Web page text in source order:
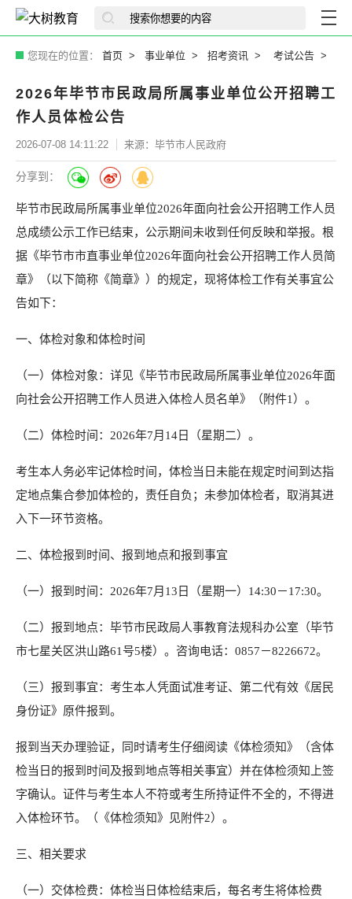
您现在的位置： 首页 事业单位 招考资讯 考试公告
2026年毕节市民政局所属事业单位公开招聘工
作人员体检公告
2026-07-08 14:11:22 来源：毕节市人民政府
分享到：
毕节市民政局所属事业单位2026年面向社会公开招聘工作人员
总成绩公示工作已结束，公示期间未收到任何反映和举报。根
据《毕节市市直事业单位2026年面向社会公开招聘工作人员简
章》（以下简称《简章》）的规定，现将体检工作有关事宜公
告如下：
一、体检对象和体检时间
（一）体检对象：详见《毕节市民政局所属事业单位2026年面
向社会公开招聘工作人员进入体检人员名单》（附件1）。
（二）体检时间：2026年7月14日（星期二）。
考生本人务必牢记体检时间，体检当日未能在规定时间到达指
定地点集合参加体检的，责任自负；未参加体检者，取消其进
入下一环节资格。
二、体检报到时间、报到地点和报到事宜
（一）报到时间：2026年7月13日（星期一）14:30－17:30。
（二）报到地点：毕节市民政局人事教育法规科办公室（毕节
市七星关区洪山路61号5楼）。咨询电话：0857－8226672。
（三）报到事宜：考生本人凭面试准考证、第二代有效《居民
身份证》原件报到。
报到当天办理验证，同时请考生仔细阅读《体检须知》（含体
检当日的报到时间及报到地点等相关事宜）并在体检须知上签
字确认。证件与考生本人不符或考生所持证件不全的，不得进
入体检环节。（《体检须知》见附件2）。
三、相关要求
（一）交体检费：体检当日体检结束后，每名考生将体检费